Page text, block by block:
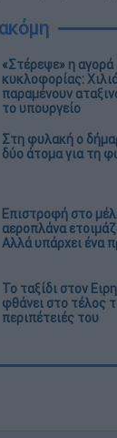
«Στέρεψε» η αγορά
κυκλοφορίας:
παραμένουν
το υπουργείο
Στη φυλακή ο
δύο άτομα για τη
Επιστροφή στο
αεροπλάνα
Αλλά υπάρχει ένα
Το ταξίδι στον
φθάνει στο τέλος
περιπέτειές του